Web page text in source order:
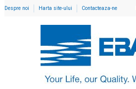
Despre noi Harta site-ului Contacteaza-ne